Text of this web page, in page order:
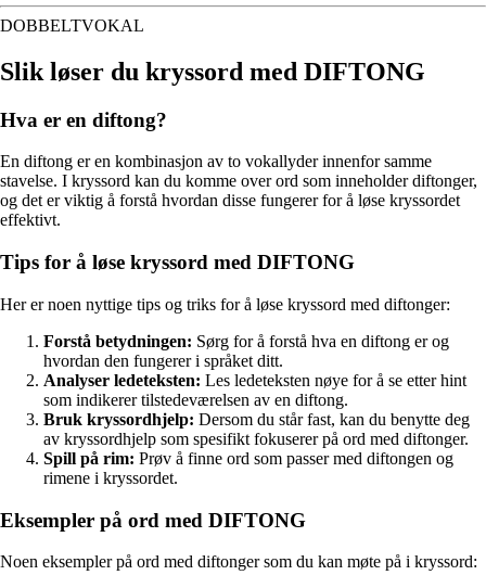
DOBBELTVOKAL
Slik løser du kryssord med DIFTONG
Hva er en diftong?
En diftong er en kombinasjon av to vokallyder innenfor samme
stavelse. I kryssord kan du komme over ord som inneholder diftonger,
og det er viktig å forstå hvordan disse fungerer for å løse kryssordet
effektivt.
Tips for å løse kryssord med DIFTONG
Her er noen nyttige tips og triks for å løse kryssord med diftonger:
Forstå betydningen: Sørg for å forstå hva en diftong er og
hvordan den fungerer i språket ditt.
Analyser ledeteksten: Les ledeteksten nøye for å se etter hint
som indikerer tilstedeværelsen av en diftong.
Bruk kryssordhjelp: Dersom du står fast, kan du benytte deg
av kryssordhjelp som spesifikt fokuserer på ord med diftonger.
Spill på rim: Prøv å finne ord som passer med diftongen og
rimene i kryssordet.
Eksempler på ord med DIFTONG
Noen eksempler på ord med diftonger som du kan møte på i kryssord: